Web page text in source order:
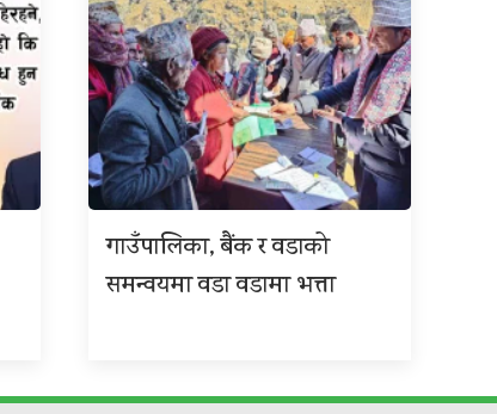
गाउँपालिका, बैंक र वडाको
समन्वयमा वडा वडामा भत्ता